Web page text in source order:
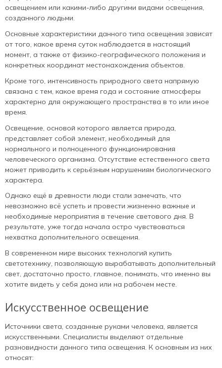
освещением или какими-либо другими видами освещения,
созданного людьми.
Основные характеристики данного типа освещения зависят
от того, какое время суток наблюдается в настоящий
момент, а также от физико-географического положения и
конкретных координат местонахождения объектов.
Кроме того, интенсивность природного света напрямую
связана с тем, какое время года и состояние атмосферы
характерно для окружающего пространства в то или иное
время.
Освещение, основой которого является природа,
представляет собой элемент, необходимый для
нормального и полноценного функционирования
человеческого организма. Отсутствие естественного света
может приводить к серьёзным нарушениям биологического
характера.
Однако ещё в древности люди стали замечать, что
невозможно всё успеть и провести жизненно важные и
необходимые мероприятия в течение светового дня. В
результате, уже тогда начала остро чувствоваться
нехватка дополнительного освещения.
В современном мире высоких технологий купить
светотехнику, позволяющую вырабатывать дополнительный
свет, достаточно просто, главное, понимать, что именно вы
хотите видеть у себя дома или на рабочем месте.
Искусственное освещение
Источники света, созданные руками человека, является
искусственными. Специалисты выделяют отдельные
разновидности данного типа освещения. К основным из них
относят: